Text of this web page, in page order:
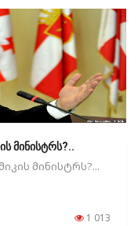
მინისტრს?..
მინისტრს?...
1 013